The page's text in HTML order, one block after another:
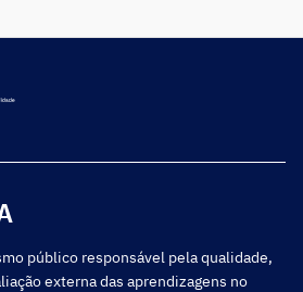
público responsável pela qualidade,
externa das aprendizagens no